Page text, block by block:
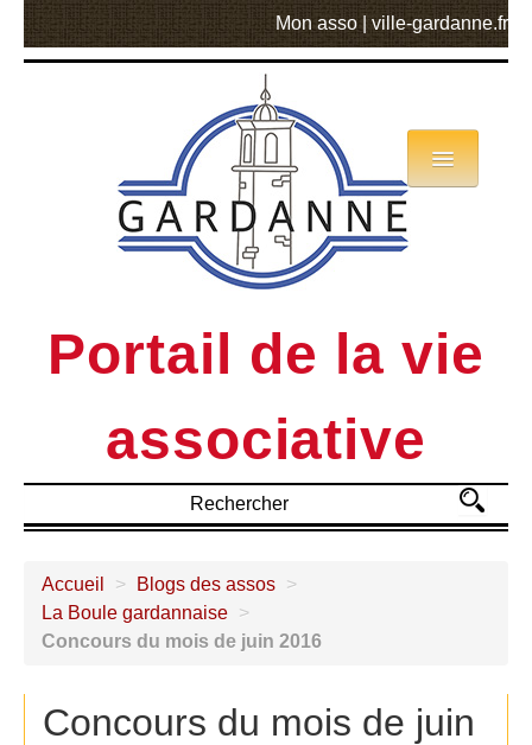
Mon asso ville-gardanne.fr
Portail de la vie
associative
Annuaire
Actualités
MVA
Accueil > Blogs des assos >
La Boule gardannaise >
Concours du mois de juin 2016
Concours du mois de juin